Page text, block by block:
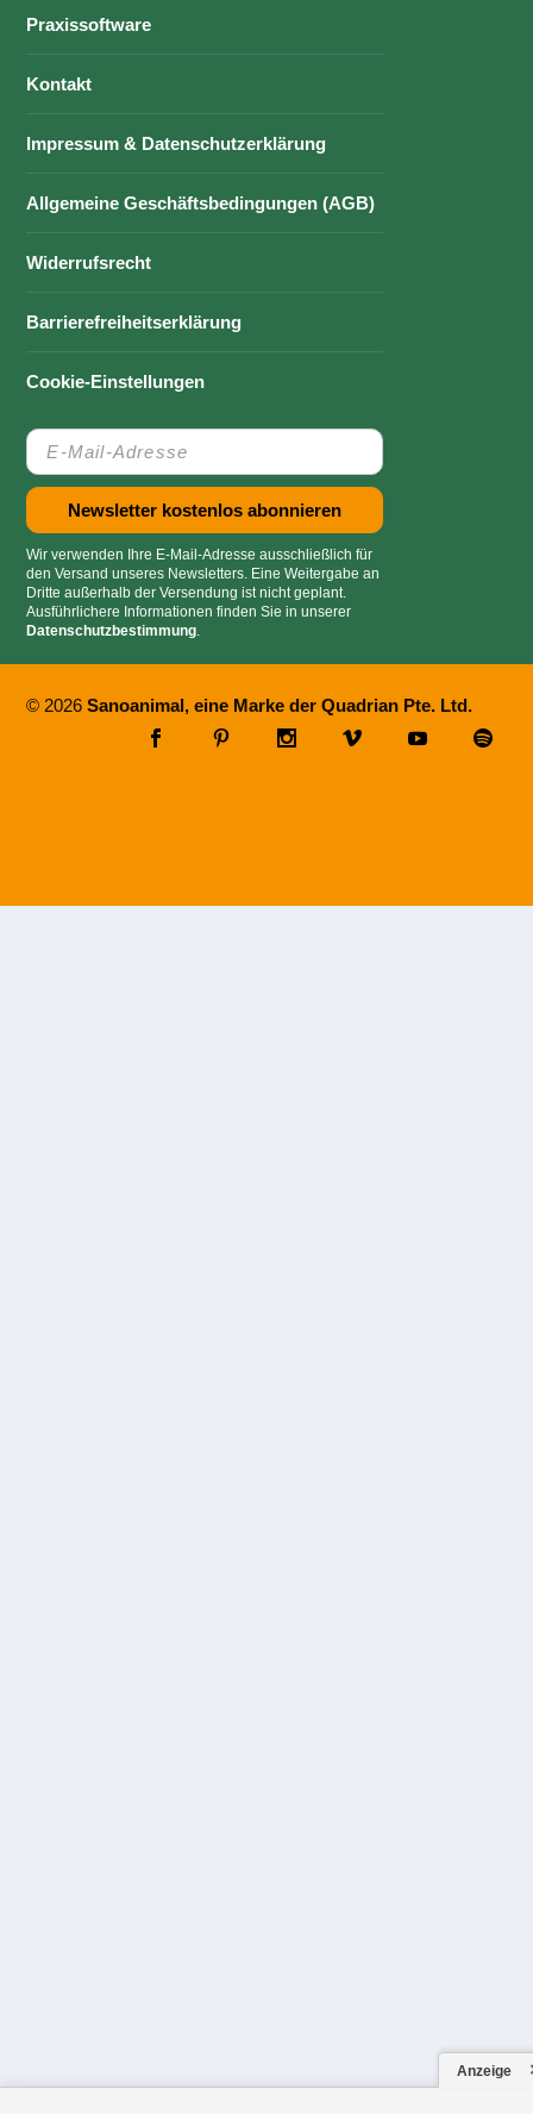
Praxissoftware
Kontakt
Impressum & Datenschutzerklärung
Allgemeine Geschäftsbedingungen (AGB)
Widerrufsrecht
Barrierefreiheitserklärung
Cookie-Einstellungen
Wir verwenden Ihre E-Mail-Adresse ausschließlich für
den Versand unseres Newsletters. Eine Weitergabe an
Dritte außerhalb der Versendung ist nicht geplant.
Ausführlichere Informationen finden Sie in unserer
Datenschutzbestimmung.
© 2026Sanoanimal, eine Marke der Quadrian Pte. Ltd.
Anzeige